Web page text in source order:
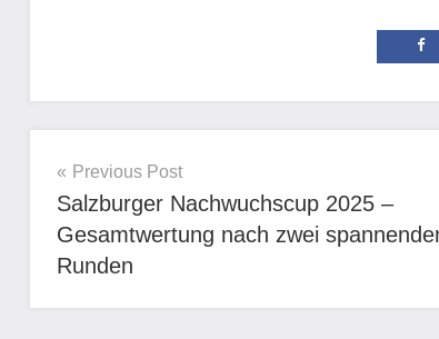
Beitragsnavigation
Previous Post
Salzburger Nachwuchscup 2025 –
Gesamtwertung nach zwei
Runden